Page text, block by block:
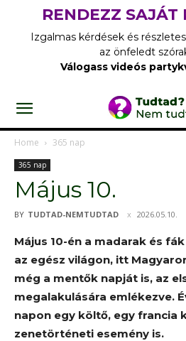
RENDEZZ SAJÁT
Izgalmas kérdések és
az önfeledt
Válogass videós
Home 365 nap
365 nap
Május 10.
BY TUDTAD-NEMTUDTAD 2026.05.10.
Május 10-én a madarak és
az egész világon, itt
még a mentők napját is, az
megalakulására emlékezve.
napon egy költő, egy francia
zenetörténeti esemény is.